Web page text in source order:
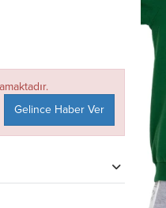
Gelince Haber Ver